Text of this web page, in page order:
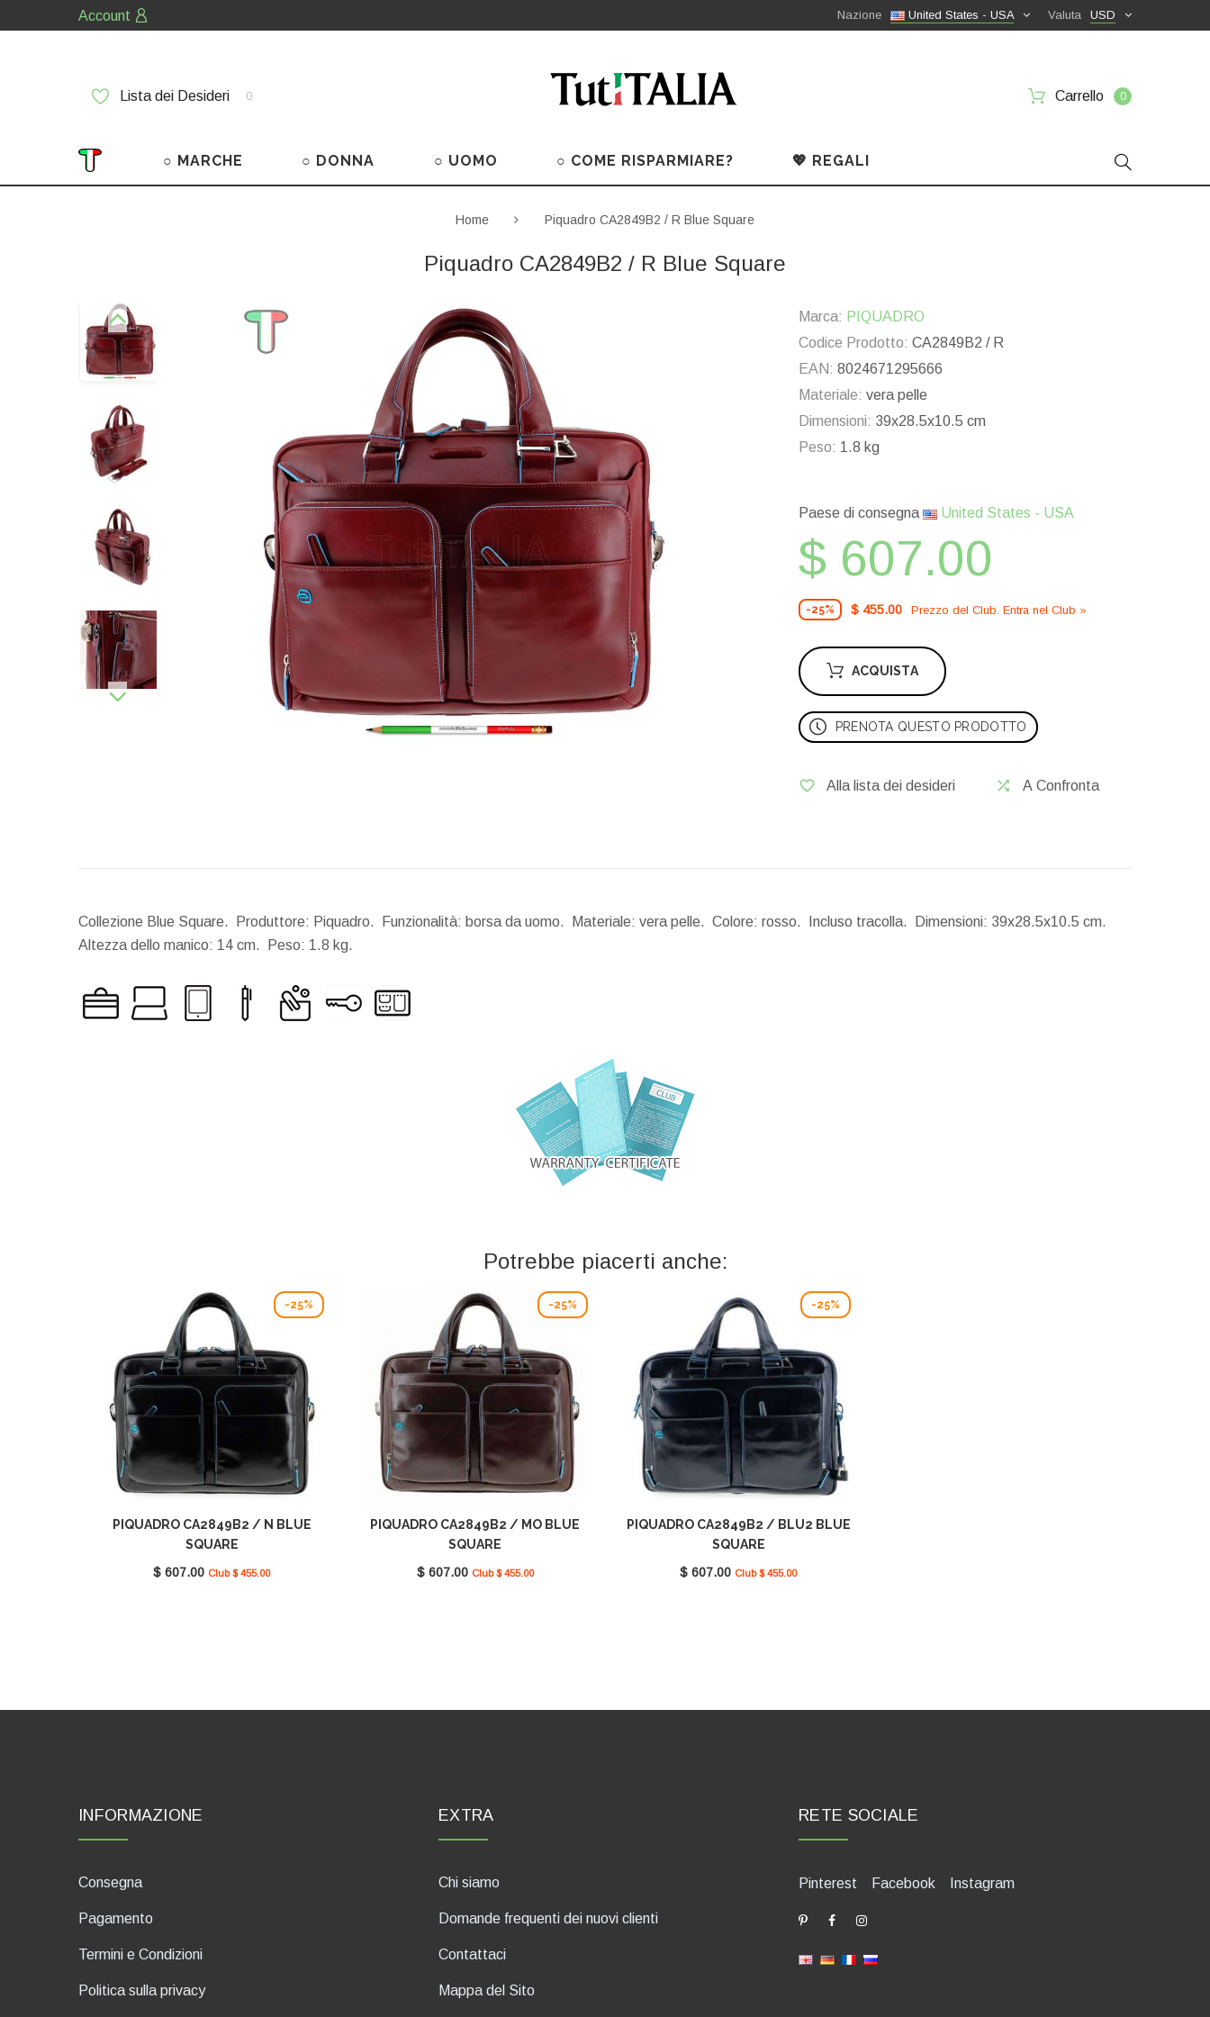
Account USD
Valuta
United States - USA
Nazione
Lista dei Desideri 0 Carrello 0
○ MARCHE ○ DONNA ○ UOMO ○ COME RISPARMIARE? 💖 REGALI
Home Piquadro CA2849B2 / R Blue Square
Piquadro CA2849B2 / R Blue Square
Marca: PIQUADRO
Codice Prodotto: CA2849B2 / R
EAN: 8024671295666
Materiale: vera pelle
Dimensioni: 39x28.5x10.5 cm
Peso: 1.8 kg
Paese di consegna United States - USA
$ 607.00
-25% $ 455.00 Prezzo del Сlub. Entra nel Сlub »
ACQUISTA
PRENOTA QUESTO PRODOTTO
Alla lista dei desideri A Confronta
Collezione Blue Square. Produttore: Piquadro. Funzionalità: borsa da uomo. Materiale: vera pelle. Colore: rosso. Incluso tracolla. Dimensioni: 39x28.5x10.5 cm.
Altezza dello manico: 14 cm. Peso: 1.8 kg.
Potrebbe piacerti anche:
-25%
PIQUADRO CA2849B2 / N BLUE
SQUARE
$ 607.00 Club $ 455.00
-25%
PIQUADRO CA2849B2 / MO BLUE
SQUARE
$ 607.00 Club $ 455.00
-25%
PIQUADRO CA2849B2 / BLU2 BLUE
SQUARE
$ 607.00 Club $ 455.00
INFORMAZIONE
Consegna
Pagamento
Termini e Condizioni
Politica sulla privacy
EXTRA
Chi siamo
Domande frequenti dei nuovi clienti
Contattaci
Mappa del Sito
RETE SOCIALE
Pinterest Facebook Instagram